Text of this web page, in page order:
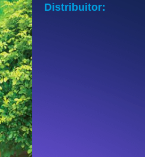
Distribuitor: